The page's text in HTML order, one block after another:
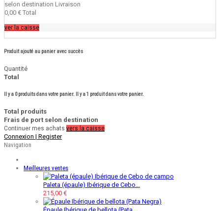
selon destination Livraison
0,00 € Total
ver la caisse
Produit ajouté au panier avec succès
Quantité
Total
Il y a 0produits dans votre panier. Il y a 1 produit dans votre panier.
Total produits
Frais de port selon destination
Continuer mes achats vers la caisse
Connexion | Register
Navigation
Meilleures ventes
Paleta (épaule) Ibérique de Cebo...
215,00 €